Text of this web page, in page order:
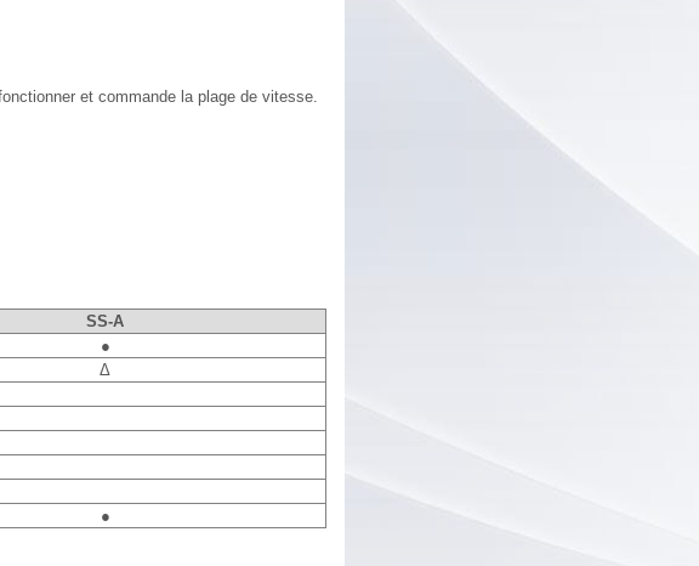
et commande la plage de vitesse.
SS-A
●
Δ
●